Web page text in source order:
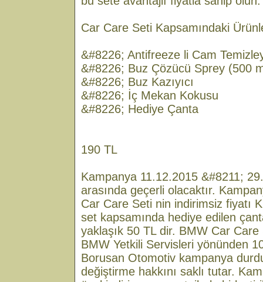
Car Care Seti Kapsamındaki
&#8226; Antifreeze li Cam
&#8226; Buz Çözücü Sprey (500
&#8226; Buz Kazıyıcı
&#8226; İç Mekan Kokusu
&#8226; Hediye Çanta
190 TL
Kampanya 11.12.2015 &#8211;
arasında geçerli olacaktır.
Car Care Seti nin indirimsiz fiyatı
set kapsamında hediye edilen
yaklaşık 50 TL dir. BMW Car
BMW Yetkili Servisleri yönünden
Borusan Otomotiv kampanya
değiştirme hakkını saklı tutar.